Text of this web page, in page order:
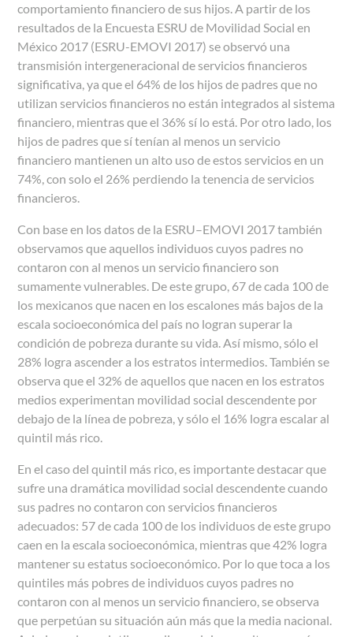
comportamiento financiero de sus hijos. A partir de los
resultados de la Encuesta ESRU de Movilidad Social en
México 2017 (ESRU-EMOVI 2017) se observó una
transmisión intergeneracional de servicios financieros
significativa, ya que el 64% de los hijos de padres que no
utilizan servicios financieros no están integrados al sistema
financiero, mientras que el 36% sí lo está. Por otro lado, los
hijos de padres que sí tenían al menos un servicio
financiero mantienen un alto uso de estos servicios en un
74%, con solo el 26% perdiendo la tenencia de servicios
financieros.
Con base en los datos de la ESRU–EMOVI 2017 también
observamos que aquellos individuos cuyos padres no
contaron con al menos un servicio financiero son
sumamente vulnerables. De este grupo, 67 de cada 100 de
los mexicanos que nacen en los escalones más bajos de la
escala socioeconómica del país no logran superar la
condición de pobreza durante su vida. Así mismo, sólo el
28% logra ascender a los estratos intermedios. También se
observa que el 32% de aquellos que nacen en los estratos
medios experimentan movilidad social descendente por
debajo de la línea de pobreza, y sólo el 16% logra escalar al
quintil más rico.
En el caso del quintil más rico, es importante destacar que
sufre una dramática movilidad social descendente cuando
sus padres no contaron con servicios financieros
adecuados: 57 de cada 100 de los individuos de este grupo
caen en la escala socioeconómica, mientras que 42% logra
mantener su estatus socioeconómico. Por lo que toca a los
quintiles más pobres de individuos cuyos padres no
contaron con al menos un servicio financiero, se observa
que perpetúan su situación aún más que la media nacional.